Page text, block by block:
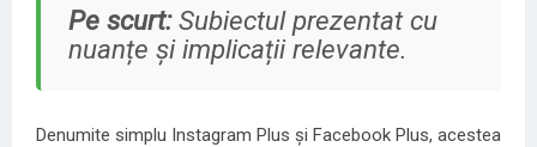
Pe scurt:Subiectul prezentat cu
nuanțe și implicații relevante.
Denumite simplu Instagram Plus și Facebook Plus, acestea